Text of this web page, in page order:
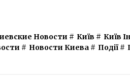
Новости # Київ # Київ
# Новости Киева # Події #